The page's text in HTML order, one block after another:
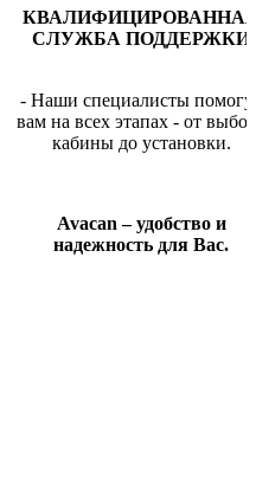
СЛУЖБА ПОДДЕРЖКИ
- Наши специалисты
вам на всех этапах - от
кабины до установки.
Avacan – удобство и
надежность для Вас.